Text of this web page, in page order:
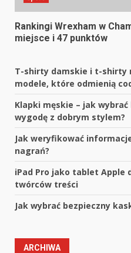
Rankingi Wrexham w
miejsce i 47 punktów
T-shirty damskie i t-shirty
modele, które odmienią
Klapki męskie – jak
wygodę z dobrym stylem?
Jak weryfikować
nagrań?
iPad Pro jako tablet
twórców treści
Jak wybrać bezpieczny
ARCHIWA